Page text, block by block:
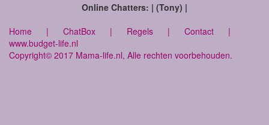
Online Chatters: | (Tony) |
Home | ChatBox | Regels | Contact |
www.budget-life.nl
Copyright© 2017 Mama-life.nl, Alle rechten voorbehouden.